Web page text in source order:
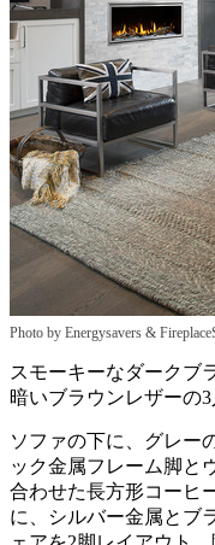
Photo by Energysavers &
スモーキーなダークブ
暗いブラウンレザーの
ソファの下に、グレー
ック金属フレーム脚と
合わせた長方形コーヒ
に、シルバー金属とブ